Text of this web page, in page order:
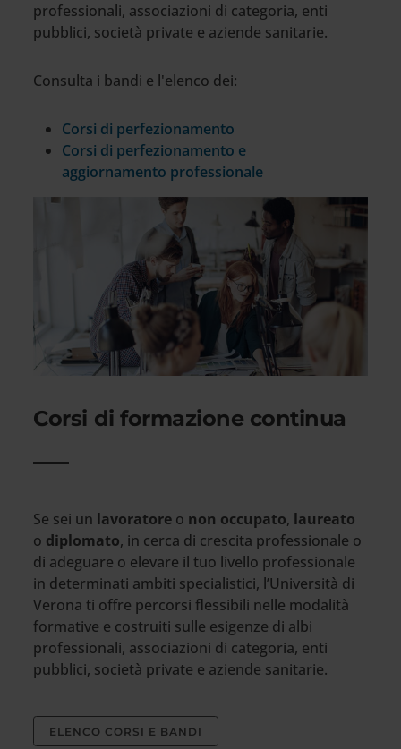
professionali, associazioni di categoria, enti
pubblici, società private e aziende sanitarie.
Consulta i bandi e l'elenco dei:
Corsi di perfezionamento
Corsi di perfezionamento e
aggiornamento professionale
Corsi di formazione continua
Se sei un lavoratore o non occupato, laureato
o diplomato, in cerca di crescita professionale o
di adeguare o elevare il tuo livello professionale
in determinati ambiti specialistici, l’Università di
Verona ti offre percorsi flessibili nelle modalità
formative e costruiti sulle esigenze di albi
professionali, associazioni di categoria, enti
pubblici, società private e aziende sanitarie.
ELENCO CORSI E BANDI